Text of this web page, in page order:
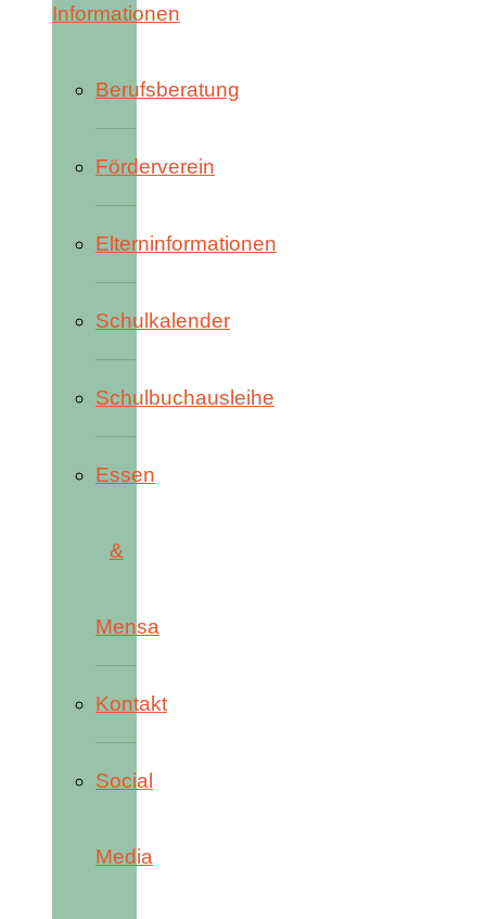
Informationen
Berufsberatung
Förderverein
Elterninformationen
Schulkalender
Schulbuchausleihe
Essen
&
Mensa
Kontakt
Social
Media